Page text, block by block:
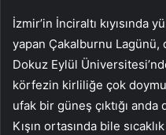
İzmir’in İnciraltı
yapan Çakalburnu Lagünü,
Dokuz Eylül
körfezin kirliliğe çok
ufak bir güneş çıktığı
Kışın ortasında bile